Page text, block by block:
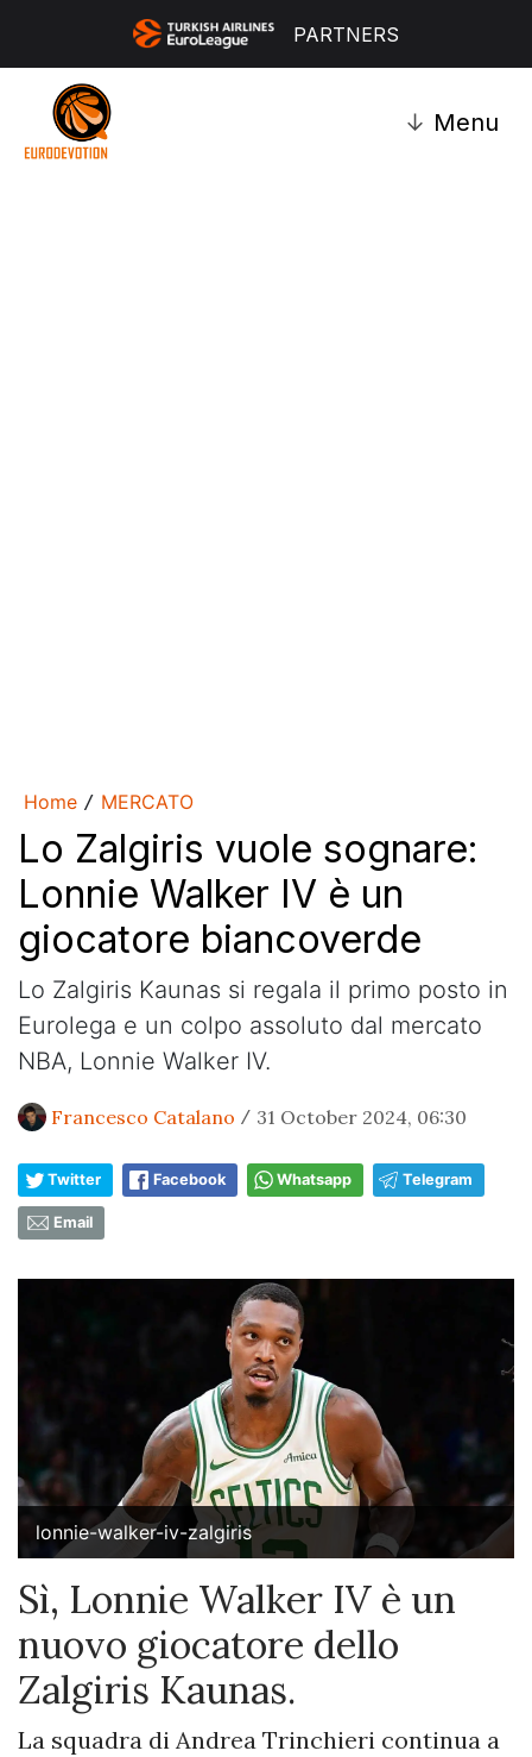
PARTNERS
↓ Menu
Home / MERCATO
Lo Zalgiris vuole sognare:
Lonnie Walker IV è un
giocatore biancoverde
Lo Zalgiris Kaunas si regala il primo posto in
Eurolega e un colpo assoluto dal mercato
NBA, Lonnie Walker IV.
Francesco Catalano / 31 October 2024, 06:30
Twitter Facebook Whatsapp Telegram
Email
lonnie-walker-iv-zalgiris
Sì, Lonnie Walker IV è un
nuovo giocatore dello
Zalgiris Kaunas.
La squadra di Andrea Trinchieri continua a